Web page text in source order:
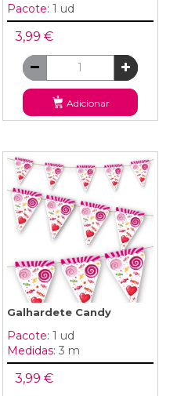
Pacote: 1 ud
3,99 €
Adicionar
Galhardete Candy
Pacote: 1 ud
Medidas: 3 m
3,99 €